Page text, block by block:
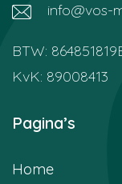
info@vos-
BTW:
KvK: 89008413
Pagina’s
Home